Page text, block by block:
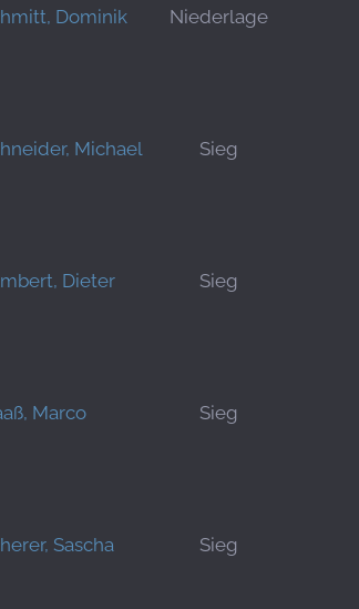
Dominik Niederlage
Michael Sieg
Dieter Sieg
Marco Sieg
Sascha Sieg